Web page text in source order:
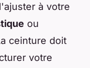
à votre
ou
ceinture doit
votre